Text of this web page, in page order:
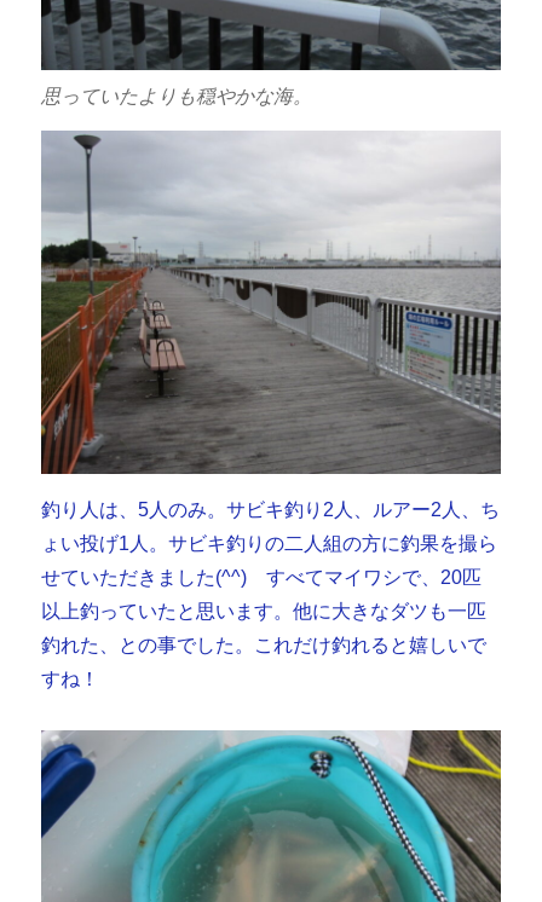
思っていたよりも穏やかな海。
釣り人は、5人のみ。サビキ釣り2人、ルアー2人、ち
ょい投げ1人。サビキ釣りの二人組の方に釣果を撮ら
せていただきました(^^) すべてマイワシで、20匹
以上釣っていたと思います。他に大きなダツも一匹
釣れた、との事でした。これだけ釣れると嬉しいで
すね！